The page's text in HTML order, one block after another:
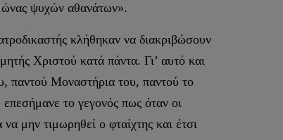
ψυχών αθανάτων».
κλήθηκαν να διακριβώσουν
Χριστού κατά πάντα. Γι’ αυτό και
παντού Μοναστήρια του, παντού το
το γεγονός πως όταν οι
μην τιμωρηθεί ο φταίχτης και έτσι